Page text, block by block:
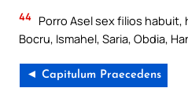
44 Porro Asel sex filios habuit,
Bocru, Ismahel, Saria, Obdia,
◄ Capitulum Praecedens